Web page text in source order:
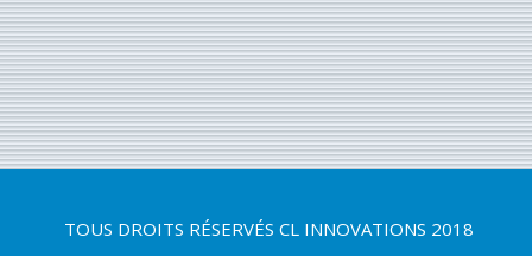
TOUS DROITS RÉSERVÉS CL INNOVATIONS 2018